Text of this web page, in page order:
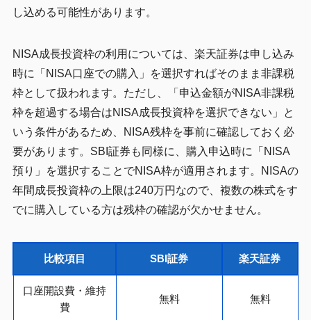
し込める可能性があります。
NISA成長投資枠の利用については、楽天証券は申し込み
時に「NISA口座での購入」を選択すればそのまま非課税
枠として扱われます。ただし、「申込金額がNISA非課税
枠を超過する場合はNISA成長投資枠を選択できない」と
いう条件があるため、NISA残枠を事前に確認しておく必
要があります。SBI証券も同様に、購入申込時に「NISA
預り」を選択することでNISA枠が適用されます。NISAの
年間成長投資枠の上限は240万円なので、複数の株式をす
でに購入している方は残枠の確認が欠かせません。
比較項目 SBI証券 楽天証券
口座開設費・維持
費
無料 無料